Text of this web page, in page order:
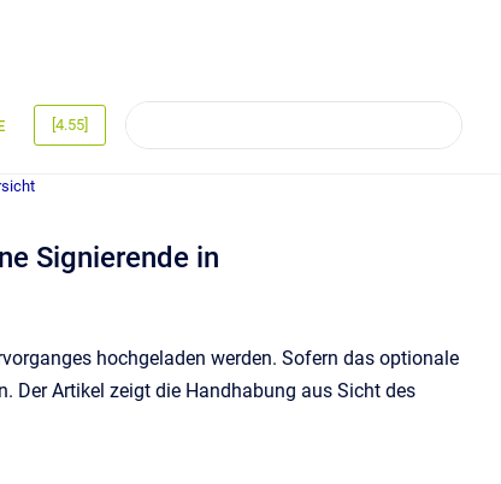
[4.55]
Signierende in
hochgeladen werden. Sofern das optionale
Der Artikel zeigt die Handhabung aus Sicht des